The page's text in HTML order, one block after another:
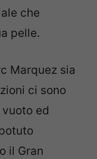
che
pelle.
Marquez sia
ci sono
ed
il Gran